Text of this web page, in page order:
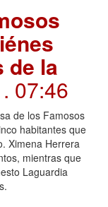
de la
. 07:46
de los Famosos
habitantes que
Ximena Herrera
mientras que
Laguardia